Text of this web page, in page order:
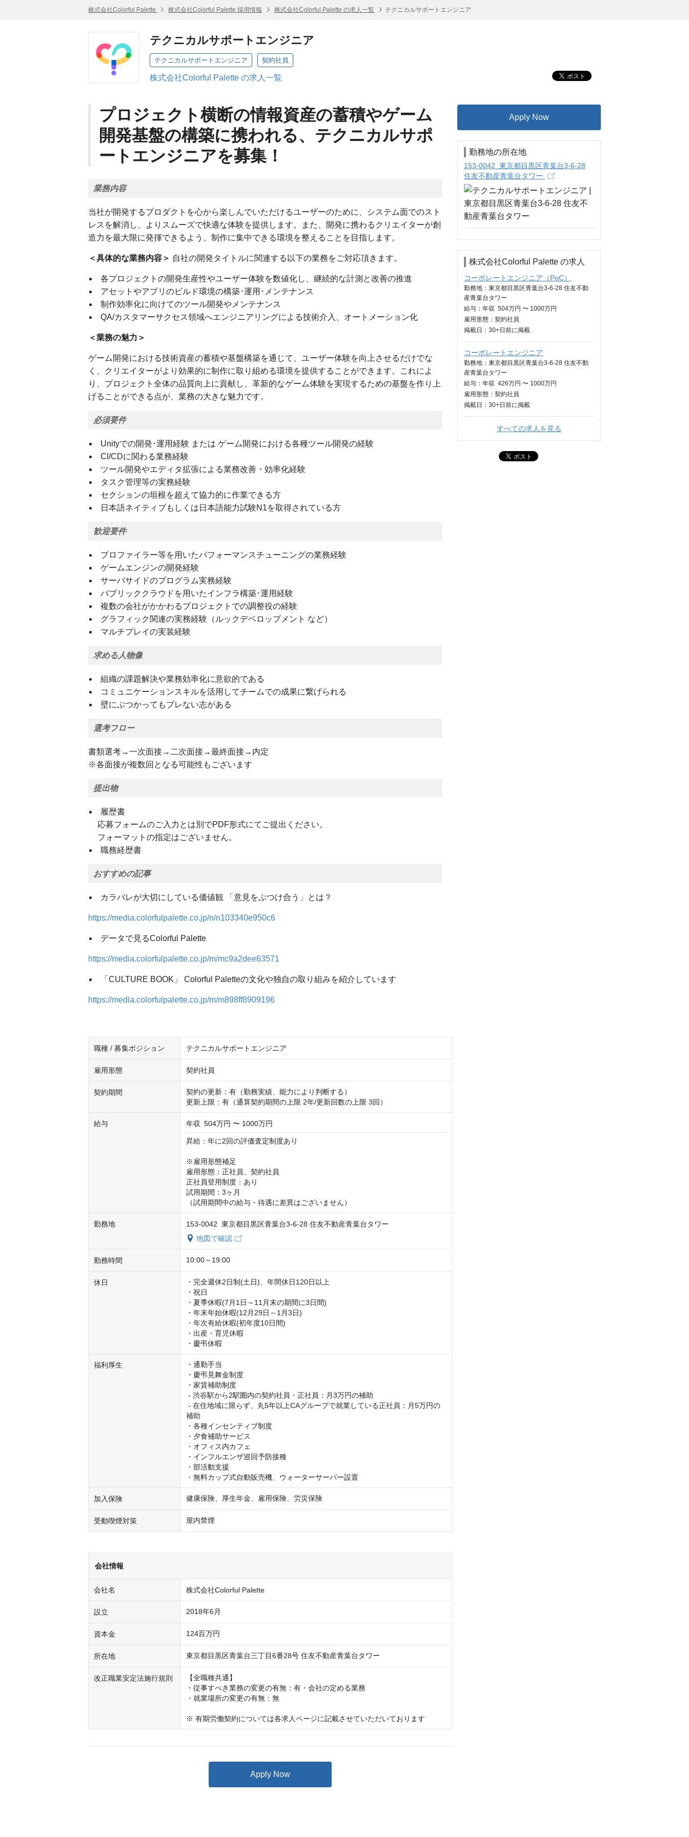
株式会社Colorful Palette 株式会社Colorful Palette 採用情報 株式会社Colorful Palette の求人一覧 テクニカルサポートエンジニア
テクニカルサポートエンジニア
テクニカルサポートエンジニア 契約社員
株式会社Colorful Palette の求人一覧
プロジェクト横断の情報資産の蓄積やゲーム
開発基盤の構築に携われる、テクニカルサポ
ートエンジニアを募集！
業務内容
当社が開発するプロダクトを心から楽しんでいただけるユーザーのために、システム面でのスト
レスを解消し、よりスムーズで快適な体験を提供します。また、開発に携わるクリエイターが創
造力を最大限に発揮できるよう、制作に集中できる環境を整えることを目指します。
＜具体的な業務内容＞ 自社の開発タイトルに関連する以下の業務をご対応頂きます。
各プロジェクトの開発生産性やユーザー体験を数値化し、継続的な計測と改善の推進
アセットやアプリのビルド環境の構築･運用･メンテナンス
制作効率化に向けてのツール開発やメンテナンス
QA/カスタマーサクセス領域へエンジニアリングによる技術介入、オートメーション化
＜業務の魅力＞
ゲーム開発における技術資産の蓄積や基盤構築を通じて、ユーザー体験を向上させるだけでな
く、クリエイターがより効果的に制作に取り組める環境を提供することができます。これによ
り、プロジェクト全体の品質向上に貢献し、革新的なゲーム体験を実現するための基盤を作り上
げることができる点が、業務の大きな魅力です。
必須要件
Unityでの開発･運用経験 または ゲーム開発における各種ツール開発の経験
CI/CDに関わる業務経験
ツール開発やエディタ拡張による業務改善・効率化経験
タスク管理等の実務経験
セクションの垣根を超えて協力的に作業できる方
日本語ネイティブもしくは日本語能力試験N1を取得されている方
歓迎要件
プロファイラー等を用いたパフォーマンスチューニングの業務経験
ゲームエンジンの開発経験
サーバサイドのプログラム実務経験
パブリッククラウドを用いたインフラ構築･運用経験
複数の会社がかかわるプロジェクトでの調整役の経験
グラフィック関連の実務経験（ルックデベロップメント など）
マルチプレイの実装経験
求める人物像
組織の課題解決や業務効率化に意欲的である
コミュニケーションスキルを活用してチームでの成果に繋げられる
壁にぶつかってもブレない志がある
選考フロー
書類選考→一次面接→二次面接→最終面接→内定
※各面接が複数回となる可能性もございます
提出物
履歴書
応募フォームのご入力とは別でPDF形式にてご提出ください。
フォーマットの指定はございません。
職務経歴書
おすすめの記事
カラパレが大切にしている価値観 「意見をぶつけ合う」とは？
https://media.colorfulpalette.co.jp/n/n103340e950c6
データで見るColorful Palette
https://media.colorfulpalette.co.jp/m/mc9a2dee63571
「CULTURE BOOK」 Colorful Paletteの文化や独自の取り組みを紹介しています
https://media.colorfulpalette.co.jp/m/m898ff8909196
職種 / 募集ポジション テクニカルサポートエンジニア
雇用形態 契約社員
契約期間
契約の更新：有（勤務実績、能力により判断する）
更新上限：有（通算契約期間の上限 2年/更新回数の上限 3回）
給与 年収 504万円 〜 1000万円
昇給：年に2回の評価査定制度あり
※雇用形態補足
雇用形態：正社員、契約社員
正社員登用制度：あり
試用期間：3ヶ月
（試用期間中の給与・待遇に差異はございません）
勤務地
153-0042 東京都目黒区青葉台3-6-28 住友不動産青葉台タワー
地図で確認
勤務時間 10:00～19:00
休日
・完全週休2日制(土日)、年間休日120日以上
・祝日
・夏季休暇(7月1日～11月末の期間に3日間)
・年末年始休暇(12月29日～1月3日)
・年次有給休暇(初年度10日間)
・出産・育児休暇
・慶弔休暇
福利厚生
・通勤手当
・慶弔見舞金制度
・家賃補助制度
補助
・各種インセンティブ制度
・夕食補助サービス
・オフィス内カフェ
・インフルエンザ巡回予防接種
・部活動支援
・無料カップ式自動販売機、ウォーターサーバー設置
加入保険 健康保険、厚生年金、雇用保険、労災保険
受動喫煙対策 屋内禁煙
会社情報
会社名 株式会社Colorful Palette
設立 2018年6月
資本金 124百万円
所在地 東京都目黒区青葉台三丁目6番28号 住友不動産青葉台タワー
改正職業安定法施行規則
【全職種共通】
・従事すべき業務の変更の有無：有・会社の定める業務
・就業場所の変更の有無：無
※ 有期労働契約については各求人ページに記載させていただいております
Apply Now
Apply Now
勤務地の所在地
153-0042 東京都目黒区青葉台3-6-28
住友不動産青葉台タワー
株式会社Colorful Palette の求人
コーポレートエンジニア（PoC）
勤務地：東京都目黒区青葉台3-6-28 住友不動
産青葉台タワー
給与： 年収 504万円 〜 1000万円
雇用形態：契約社員
掲載日： 30+日 前に掲載
コーポレートエンジニア
勤務地：東京都目黒区青葉台3-6-28 住友不動
産青葉台タワー
給与： 年収 426万円 〜 1000万円
雇用形態：契約社員
掲載日： 30+日 前に掲載
すべての求人を見る